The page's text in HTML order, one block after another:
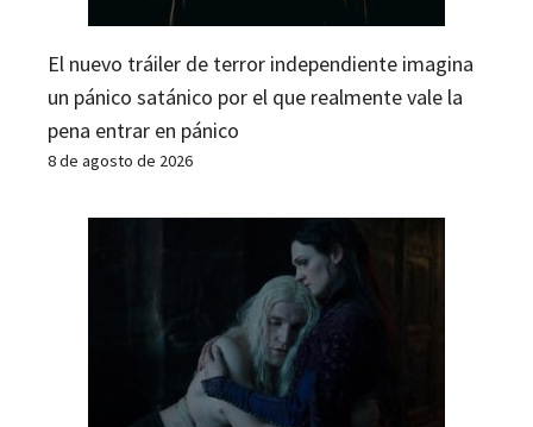
El nuevo tráiler de terror independiente imagina
un pánico satánico por el que realmente vale la
pena entrar en pánico
8 de agosto de 2026